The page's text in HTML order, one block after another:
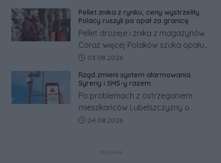
tym zmianom zyskają.
Pellet znika z rynku, ceny wystrzeliły.
Polacy ruszyli po opał za granicę
Pellet drożeje i znika z magazynów.
Coraz więcej Polaków szuka opału
za granicą, gdzie bywa nawet
Co się dzieje?
Data dodania artykułu:
03.08.2026
Rząd zmieni system alarmowania.
Syreny i SMS-y razem
Po problemach z ostrzeganiem
mieszkańców Lubelszczyzny o
rosyjskim zagrożeniu rząd
w jeden system.
Data dodania artykułu:
04.08.2026
REKLAMA